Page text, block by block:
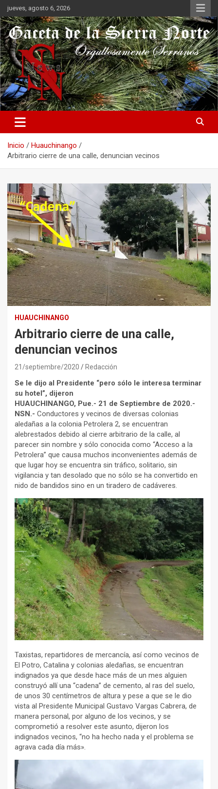
Saltar
al
contenido
jueves, agosto 6, 2026
Gaceta de la Sierra Norte
Orgullosamente Serranos
Inicio
Huauchinango
Arbitrario cierre de una calle, denuncian vecinos
HUAUCHINANGO
Arbitrario cierre de una calle,
denuncian vecinos
21/septiembre/2020 Redacción
Se le dijo al Presidente “pero sólo le interesa terminar
su hotel”, dijeron
HUAUCHINANGO, Pue.- 21 de Septiembre de 2020.-
NSN.- Conductores y vecinos de diversas colonias
aledañas a la colonia Petrolera 2, se encuentran
alebrestados debido al cierre arbitrario de la calle, al
parecer sin nombre y sólo conocida como “Acceso a la
Petrolera” que causa muchos inconvenientes además de
que lugar hoy se encuentra sin tráfico, solitario, sin
vigilancia y tan desolado que no sólo se ha convertido en
nido de bandidos sino en un tiradero de cadáveres.
Taxistas, repartidores de mercancía, así como vecinos de
El Potro, Catalina y colonias aledañas, se encuentran
indignados ya que desde hace más de un mes alguien
construyó allí una “cadena” de cemento, al ras del suelo,
de unos 30 centímetros de altura y pese a que se le dio
vista al Presidente Municipal Gustavo Vargas Cabrera, de
manera personal, por alguno de los vecinos, y se
comprometió a resolver este asunto, dijeron los
indignados vecinos, “no ha hecho nada y el problema se
agrava cada día más».